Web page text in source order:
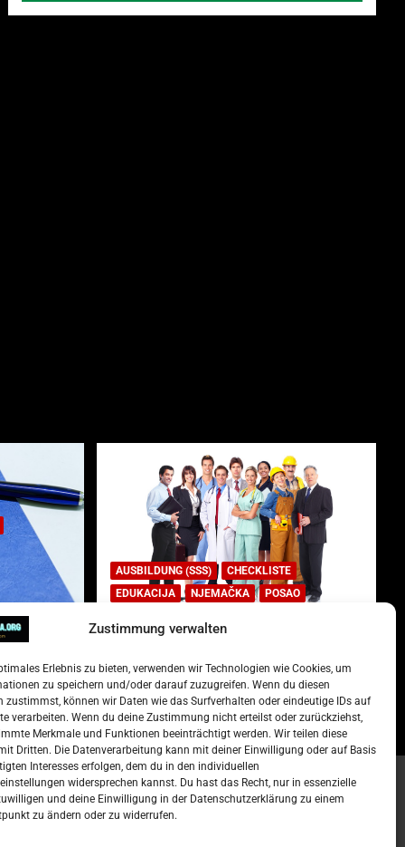
Zustimmung verwalten
Erlebnis zu bieten, verwenden wir Technologien wie Cookies, um
zu speichern und/oder darauf zuzugreifen. Wenn du diesen
zustimmst, können wir Daten wie das Surfverhalten oder eindeutige IDs auf
verarbeiten. Wenn du deine Zustimmung nicht erteilst oder zurückziehst,
Merkmale und Funktionen beeinträchtigt werden. Wir teilen diese
Dritten. Die Datenverarbeitung kann mit deiner Einwilligung oder auf Basis
Interesses erfolgen, dem du in den individuellen
widersprechen kannst. Du hast das Recht, nur in essenzielle
und deine Einwilligung in der Datenschutzerklärung zu einem
zu ändern oder zu widerrufen.
AUSBILDUNG (SSS)
CHECKLISTE
EDUKACIJA
NJEMAČKA POSAO
Lista najtraženijih deficitarnih
15. Oktober 2022 Redakcija
–
Kalendar